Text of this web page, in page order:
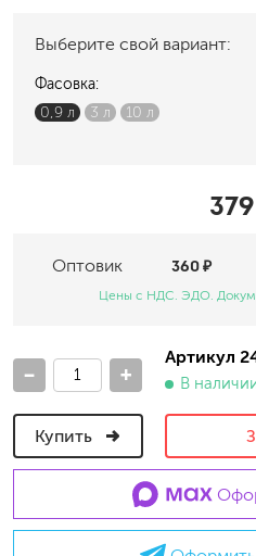
Выберите свой вариант:
Фасовка:
0,9 л
3 л 10 л
Оптовик 360 ₽
Цены с НДС. ЭДО.
- +
Артикул
В
Купить